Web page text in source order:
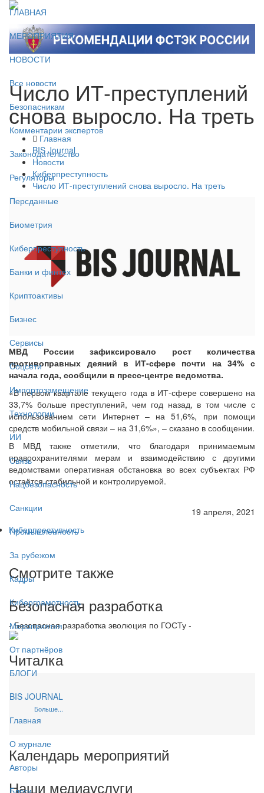
ГЛАВНАЯ
МЕРОПРИЯТИЯ
НОВОСТИ
Все новости
Безопасникам
Комментарии экспертов
Законодательство
Регуляторы
Персданные
Биометрия
Киберпреступность
Банки и финтех
Криптоактивы
Бизнес
Сервисы
Соцсети
Импортозамещение
Технологии
ИИ
Связь
Нацбезопасность
Санкции
Промышленность
За рубежом
Кадры
Киберграмотность
Мероприятия
От партнёров
БЛОГИ
BIS JOURNAL
Главная
О журнале
Авторы
Блоги
Число ИТ-преступлений
снова выросло. На треть
Главная
BIS Journal
Новости
Киберпреступность
Число ИТ-преступлений снова выросло. На треть
МВД России зафиксировало рост количества
противоправных деяний в ИТ-сфере почти на 34% с
начала года, сообщили в пресс-центре ведомства.
«В первом квартале текущего года в ИТ-сфере совершено на
33,7% больше преступлений, чем год назад, в том числе с
использованием сети Интернет – на 51,6%, при помощи
средств мобильной связи – на 31,6%», – сказано в сообщении.
В МВД также отметили, что благодаря принимаемым
правоохранителями мерам и взаимодействию с другими
ведомствами оперативная обстановка во всех субъектах РФ
остаётся стабильной и контролируемой.
19 апреля, 2021
Киберпреступность
Смотрите также
Безопасная разработка
- Безопасная разработка эволюция по ГОСТу -
Читалка
Больше...
Календарь мероприятий
Наши медиауслуги